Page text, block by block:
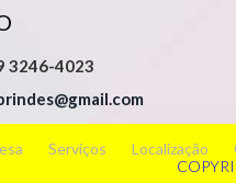
3246-4023
Serviços Localização